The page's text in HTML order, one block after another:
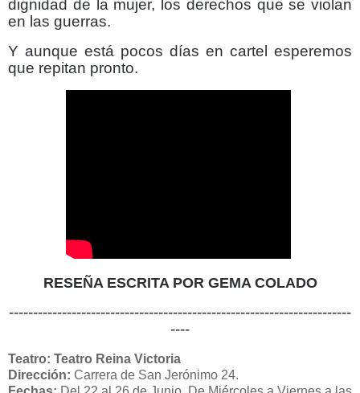
dignidad de la mujer, los derechos que se violan
en las guerras.
Y aunque está pocos días en cartel esperemos
que repitan pronto.
RESEÑA ESCRITA POR GEMA COLADO
-----------------------------------------------------------------------
----
Teatro: Teatro Reina Victoria
Dirección: Carrera de San Jerónimo 24.